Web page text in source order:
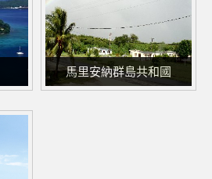
馬里安納群島共和國